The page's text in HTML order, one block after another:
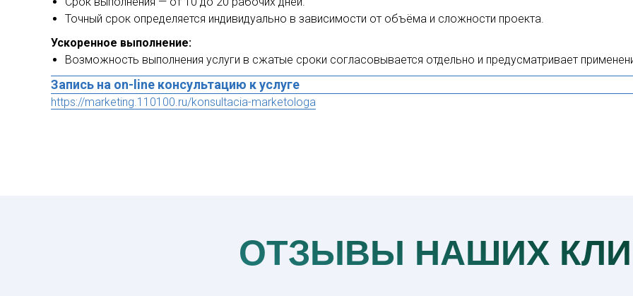
Точный срок определяется индивидуально в зависимости от объёма и сложности проекта.
Ускоренное выполнение:
Возможность выполнения услуги в сжатые сроки согласовывается отдельно и предусматривает
Запись на on-line консультацию к услуге
https://marketing.110100.ru/konsultacia-marketologa
ОТЗЫВЫ НАШИХ